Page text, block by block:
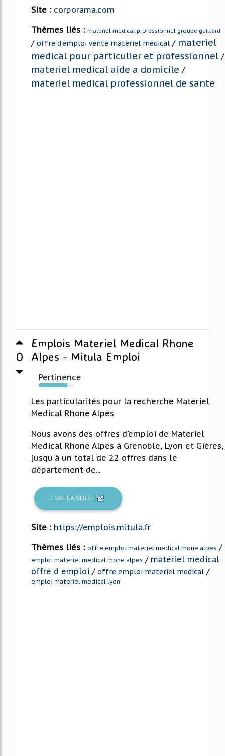
Site : corporama.com
Thèmes liés : materiel medical professionnel groupe gaillard
/ offre d'emploi vente materiel medical / materiel
medical pour particulier et professionnel /
materiel medical aide a domicile /
materiel medical professionnel de sante
0
Emplois Materiel Medical Rhone
Alpes - Mitula Emploi
Pertinence
82%
Les particularités pour la recherche Materiel
Medical Rhone Alpes
Nous avons des offres d'emploi de Materiel
Medical Rhone Alpes à Grenoble, Lyon et Gières,
jusqu'à un total de 22 offres dans le
département de...
LIRE LA SUITE
Site : https://emplois.mitula.fr
Thèmes liés : offre emploi materiel medical rhone alpes /
emploi materiel medical rhone alpes / materiel medical
offre d emploi / offre emploi materiel medical /
emploi materiel medical lyon